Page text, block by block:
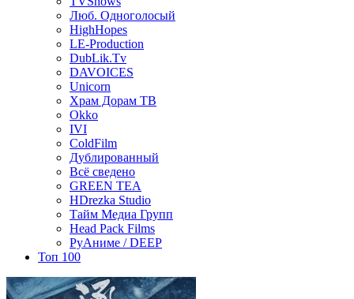
Люб. Одноголосый
HighHopes
LE-Production
DubLik.Tv
DAVOICES
Unicorn
Храм Дорам ТВ
Okko
IVI
ColdFilm
Дублированный
Всё сведено
GREEN TEA
HDrezka Studio
Тайм Медиа Групп
Head Pack Films
РуАниме / DEEP
Топ 100